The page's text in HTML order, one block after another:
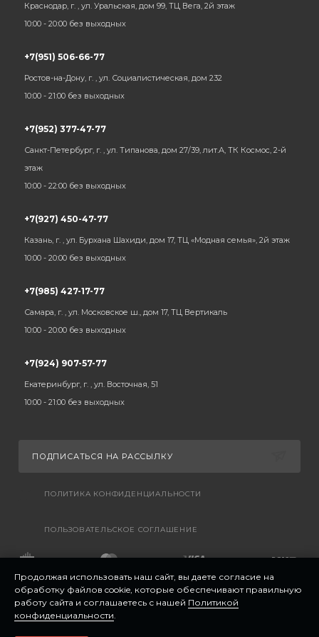
Краснодар, г. , ул. Уральская, дом 99, ТЦ Вега, 2й этаж
10:00 - 20:00 без выходных
+7(951) 506-66-77
Ростов-на-Дону, г. , ул. Социалистическая, дом 232
10:00 - 21:00 без выходных
+7(952) 377-47-77
Санкт-Петербург, г. , ул. Типанова, дом 27/39, лит.А, ТК Космос, 2-й
этаж
10:00 - 22:00 без выходных
+7(927) 450-47-77
Казань, г. , ул. Бурхана Шахиди, дом 17, ТЦ «Модная семья», 2й этаж
10:00 - 20:00 без выходных
+7(985) 427-17-77
Самара, г. , ул. Московское ш., дом 17, ТЦ Вертикаль
10:00 - 20:00 без выходных
+7(924) 907-57-77
Екатеринбург, г. , ул. Восточная, 51
10:00 - 21:00 без выходных
ПОДПИСАТЬСЯ НА РАССЫЛКУ
ПОЛИТИКА КОНФИДЕНЦИАЛЬНОСТИ
ПОЛЬЗОВАТЕЛЬСКОЕ СОГЛАШЕНИЕ
Продолжая использовать наш сайт, вы даете согласие на
обработку файлов cookie, которые обеспечивают правильную
работу сайта и соглашаетесь с нашей Политикой
конфиденциальности.